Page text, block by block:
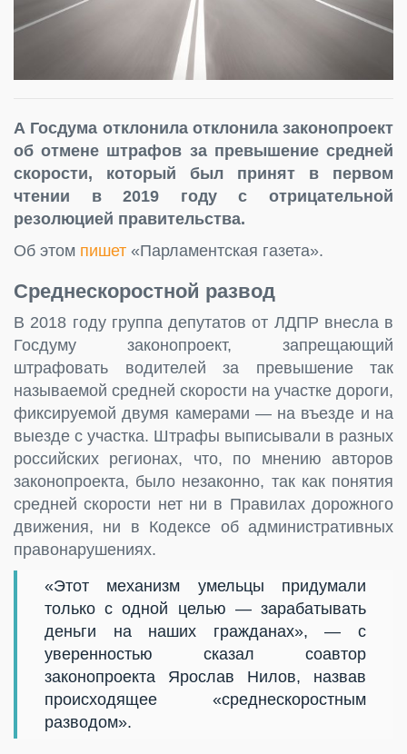
А Госдума отклонила отклонила законопроект
об отмене штрафов за превышение средней
скорости, который был принят в первом
чтении в 2019 году с отрицательной
резолюцией правительства.
Об этом пишет «Парламентская газета».
Среднескоростной развод
В 2018 году группа депутатов от ЛДПР внесла в
Госдуму законопроект, запрещающий
штрафовать водителей за превышение так
называемой средней скорости на участке дороги,
фиксируемой двумя камерами — на въезде и на
выезде с участка. Штрафы выписывали в разных
российских регионах, что, по мнению авторов
законопроекта, было незаконно, так как понятия
средней скорости нет ни в Правилах дорожного
движения, ни в Кодексе об административных
правонарушениях.
«Этот механизм умельцы придумали
только с одной целью — зарабатывать
деньги на наших гражданах», — с
уверенностью сказал соавтор
законопроекта Ярослав Нилов, назвав
происходящее «среднескоростным
разводом».